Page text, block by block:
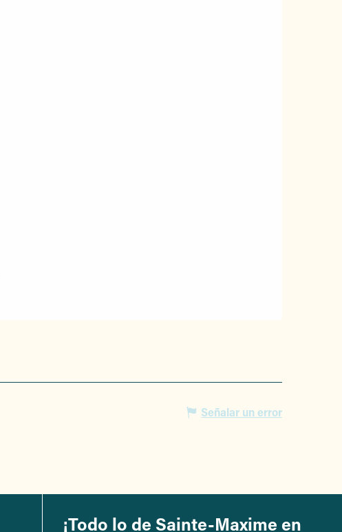
Señalar un error
¡Todo lo de Sainte-Maxime en